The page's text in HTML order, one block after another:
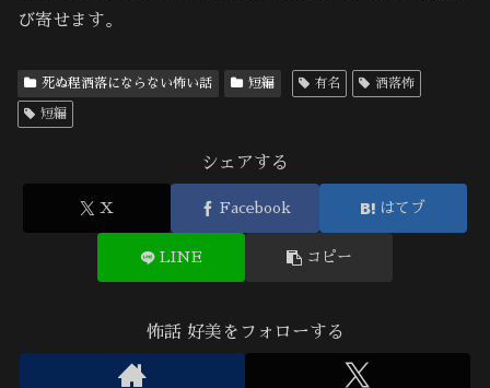
び寄せます。
死ぬ程洒落にならない怖い話 短編 有名 洒落怖
短編
シェアする
X Facebook はてブ
LINE コピー
怖話 好美をフォローする